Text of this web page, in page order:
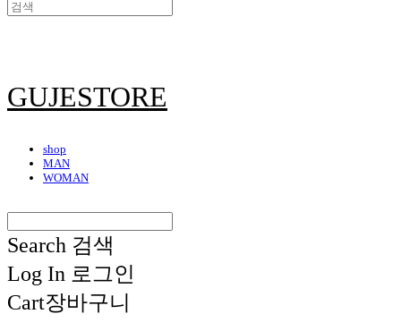
GUJESTORE
shop
MAN
WOMAN
Search 검색
Log In 로그인
Cart장바구니